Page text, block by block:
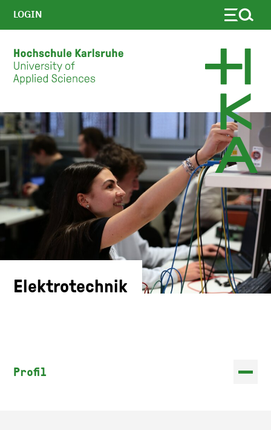
Skip to main content
LOGIN
Elektrotechnik
Profil